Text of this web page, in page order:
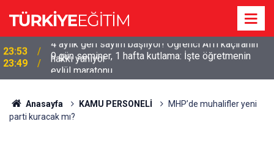
23:49
9 gün seminer, 1 hafta kutlama: İşte öğretmenin
eylül maratonu
Anasayfa KAMU PERSONELİ
MHP’de muhalifler yeni
parti kuracak mı?